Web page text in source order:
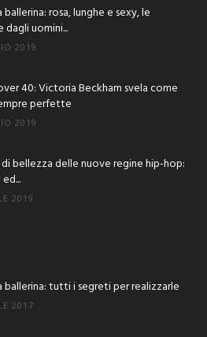
ballerina: rosa, lunghe e sexy, le
uomini...
2019
40: Victoria Beckham svela come
perfette
2019
bellezza delle nuove regine hip-hop:
2019
ballerina: tutti i segreti per realizzarle
2017